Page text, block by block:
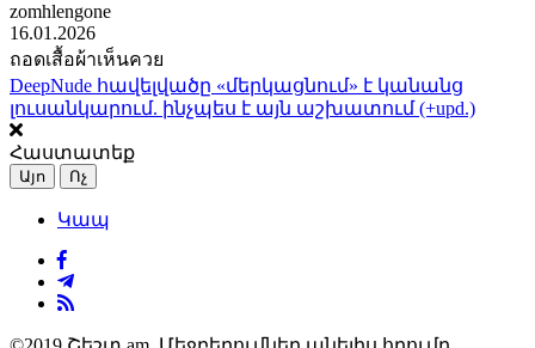
zomhlengone
16.01.2026
ถอดเสื้อผ้าเห็นควย
DeepNude հավելվածը «մերկացնում» է կանանց
լուսանկարում. ինչպես է այն աշխատում (+upd.)
Հաստատեք
Այո Ոչ
Կապ